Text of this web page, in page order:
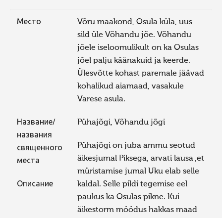
Место
Võru maakond, Osula küla, uus
sild üle Võhandu jõe. Võhandu
jõele iseloomulikult on ka Osulas
jõel palju käänakuid ja keerde.
Ülesvõtte kohast paremale jäävad
kohalikud aiamaad, vasakule
Varese asula.
Название/
названия
священного
места
Pühajõgi, Võhandu jõgi
Описание
Pühajõgi on juba ammu seotud
äikesjumal Piksega, arvati lausa ,et
müristamise jumal Uku elab selle
kaldal. Selle pildi tegemise eel
paukus ka Osulas pikne. Kui
äikestorm möödus hakkas maad